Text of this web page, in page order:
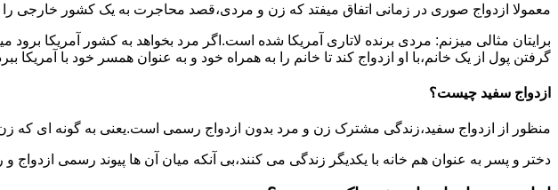
معمولا ازدواج صوری در زمانی اتفاق میفتد که زن و مردی،قصد محاجرت به یک کشور خارجی را
برایتان مثالی میزنم: مردی برنده لاتاری آمریکا شده است.اگر مرد بخواهد به کشور آمریکا
گرفتن پول از یک خانم،با او ازدواج کند تا خانم را به همراه خود و به عنوان همسر خود با
ازدواج سفید چیست؟
منظور از ازدواج سفید،زندگی مشترک زن و مرد بدون ازدواج رسمی است.یعنی به گونه ای که
دختر و پسر به عنوان هم خانه با یکدیگر زندگی می کنند،بی آنکه میان آن ها پیوند رسمی